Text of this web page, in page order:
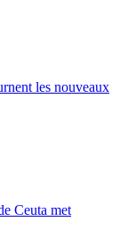
les nouveaux
Ceuta met